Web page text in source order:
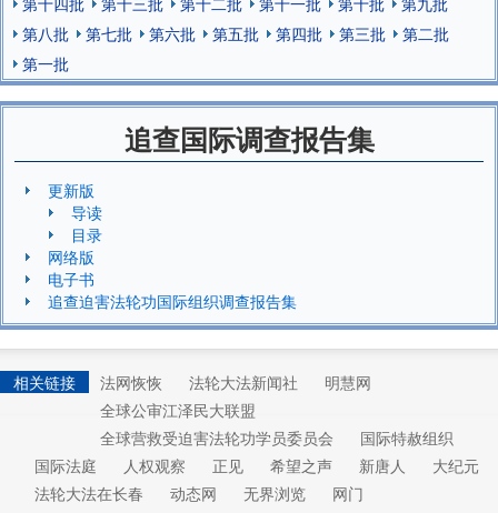
第八批
第七批 第六批 第五批 第四批 第三批
第二批
第一批
追查国际调查报告集
更新版
导读
目录
网络版
电子书
追查迫害法轮功国际组织调查报告集
相关链接 法网恢恢 法轮大法新闻社
明慧网
全球公审江泽民大联盟
全球营救受迫害法轮功学员委员会
国际特赦组织
国际法庭
人权观察 正见 希望之声 新唐人
大纪元
法轮大法在长春
动态网 无界浏览
网门